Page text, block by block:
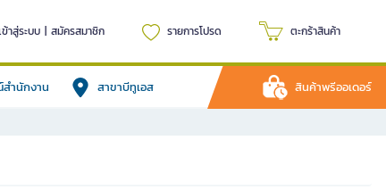
ข้าสู่ระบบ | สมัครสมาชิก รายการโปรด ตะกร้าสินค้า
ำนักงาน สาขาบีทูเอส สินค้าพรีออเดอร์